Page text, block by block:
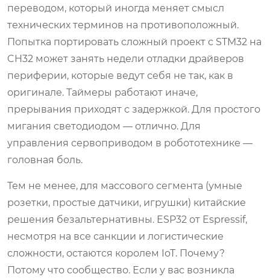
переводом, который иногда меняет смысл
технических терминов на противоположный.
Попытка портировать сложный проект с STM32 на
CH32 может занять недели отладки драйверов
периферии, которые ведут себя не так, как в
оригинале. Таймеры работают иначе,
прерывания приходят с задержкой. Для простого
мигания светодиодом — отлично. Для
управления сервоприводом в робототехнике —
головная боль.
Тем не менее, для массового сегмента (умные
розетки, простые датчики, игрушки) китайские
решения безальтернативны. ESP32 от Espressif,
несмотря на все санкции и логистические
сложности, остаются королем IoT. Почему?
Потому что сообщество. Если у вас возникла